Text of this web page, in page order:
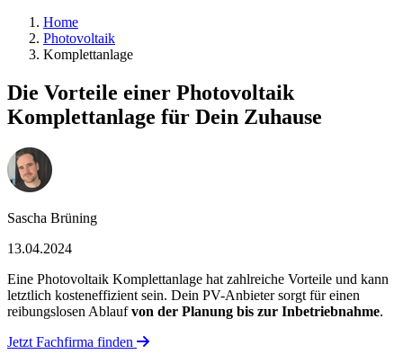
Home
Photovoltaik
Komplettanlage
Die Vorteile einer Photovoltaik
Komplettanlage für Dein Zuhause
Sascha Brüning
13.04.2024
Eine Photovoltaik Komplettanlage hat zahlreiche Vorteile und kann
letztlich kosteneffizient sein. Dein PV-Anbieter sorgt für einen
reibungslosen Ablaufvon der Planung bis zur Inbetriebnahme.
Jetzt Fachfirma finden